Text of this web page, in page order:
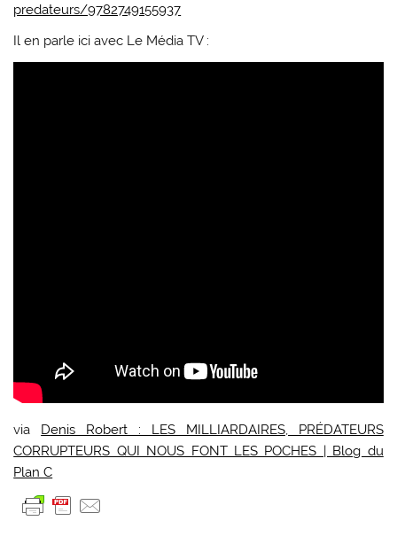
predateurs/9782749155937
Il en parle ici avec Le Média TV :
via Denis Robert : LES MILLIARDAIRES, PRÉDATEURS
CORRUPTEURS QUI NOUS FONT LES POCHES | Blog du
Plan C